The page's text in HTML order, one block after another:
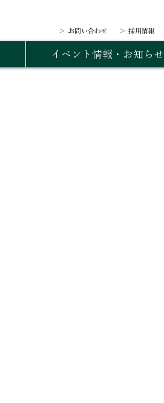
イベント情報・お知らせ
＞ 採用情報
＞ お問い合わせ